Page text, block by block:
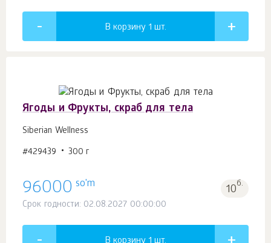
В корзину 1 шт.
Ягоды и Фрукты, скраб для тела
Siberian Wellness
#429439 300 г
96000 so'm 10б.
Срок годности: 02.08.2027 00:00:00